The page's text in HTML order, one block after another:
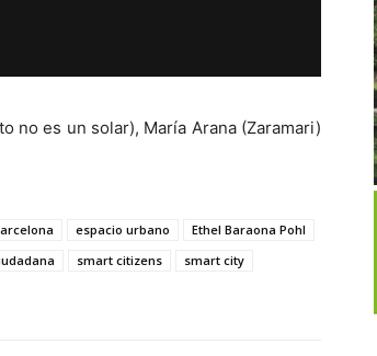
no es un solar), María Arana (Zaramari)
espacio urbano
Ethel Baraona Pohl
smart citizens
smart city